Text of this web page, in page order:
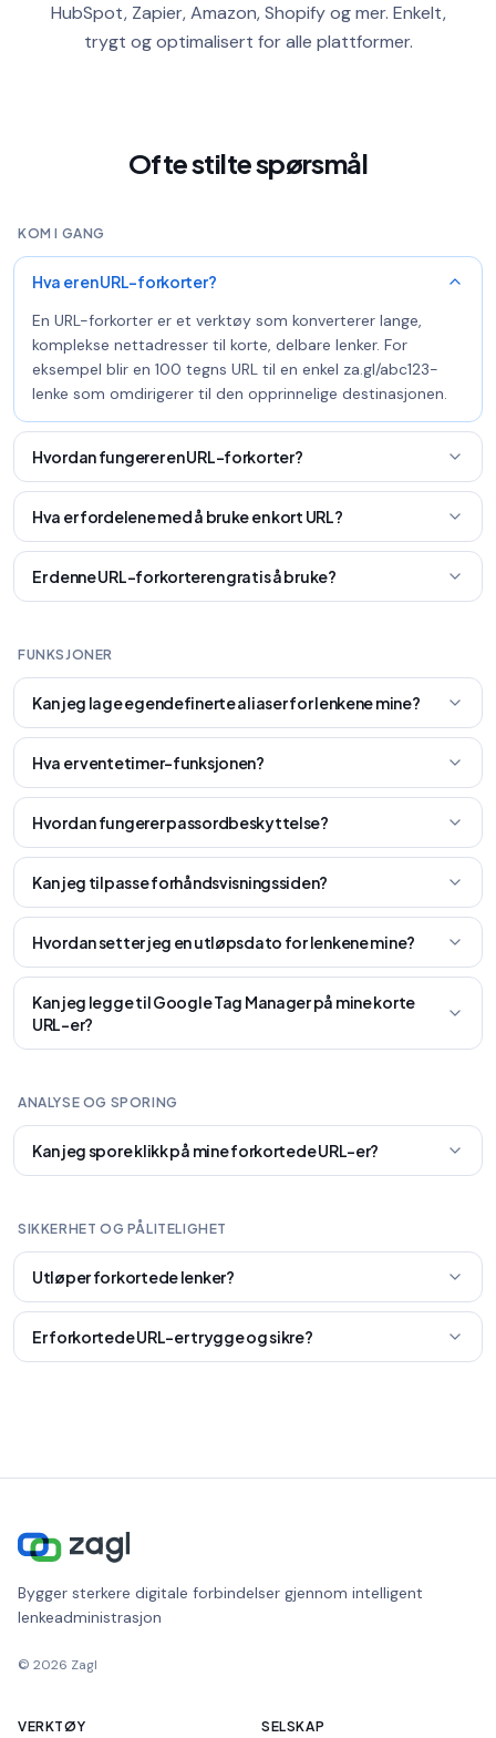
HubSpot, Zapier, Amazon, Shopify og mer. Enkelt,
trygt og optimalisert for alle plattformer.
Ofte stilte spørsmål
KOM I GANG
Hva er en URL-forkorter?
En URL-forkorter er et verktøy som konverterer lange,
komplekse nettadresser til korte, delbare lenker. For
eksempel blir en 100 tegns URL til en enkel za.gl/abc123-
lenke som omdirigerer til den opprinnelige destinasjonen.
Hvordan fungerer en URL-forkorter?
Hva er fordelene med å bruke en kort URL?
Er denne URL-forkorteren gratis å bruke?
FUNKSJONER
Kan jeg lage egendefinerte aliaser for lenkene mine?
Hva er ventetimer-funksjonen?
Hvordan fungerer passordbeskyttelse?
Kan jeg tilpasse forhåndsvisningssiden?
Hvordan setter jeg en utløpsdato for lenkene mine?
Kan jeg legge til Google Tag Manager på mine korte
URL-er?
ANALYSE OG SPORING
Kan jeg spore klikk på mine forkortede URL-er?
SIKKERHET OG PÅLITELIGHET
Utløper forkortede lenker?
Er forkortede URL-er trygge og sikre?
Bygger sterkere digitale forbindelser gjennom intelligent
lenkeadministrasjon
© 2026 Zagl
VERKTØY SELSKAP